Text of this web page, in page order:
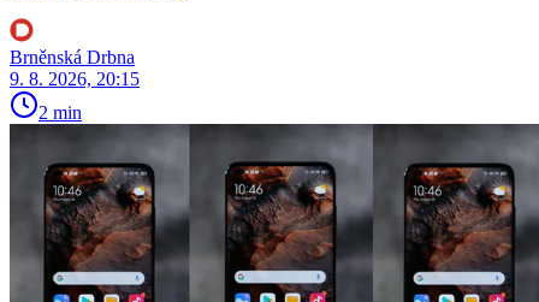
Brněnská Drbna
9. 8. 2026, 20:15
2 min